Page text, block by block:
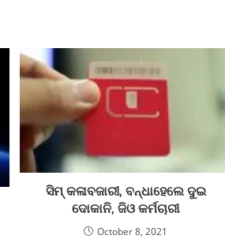
ସିମ୍ କଳାବଜାରୀ, ବନ୍ଧାହେଲେ ଦୁଇ
ଦୋକାନି, ଜିଓ କର୍ମଚାରୀ
October 8, 2021